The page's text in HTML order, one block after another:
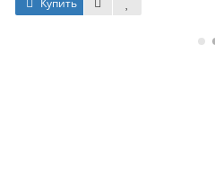
Купить